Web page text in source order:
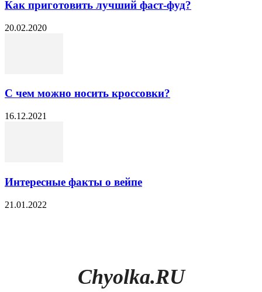
Как приготовить лучший фаст-фуд?
20.02.2020
С чем можно носить кроссовки?
16.12.2021
Интересные факты о вейпе
21.01.2022
Chyolka.RU